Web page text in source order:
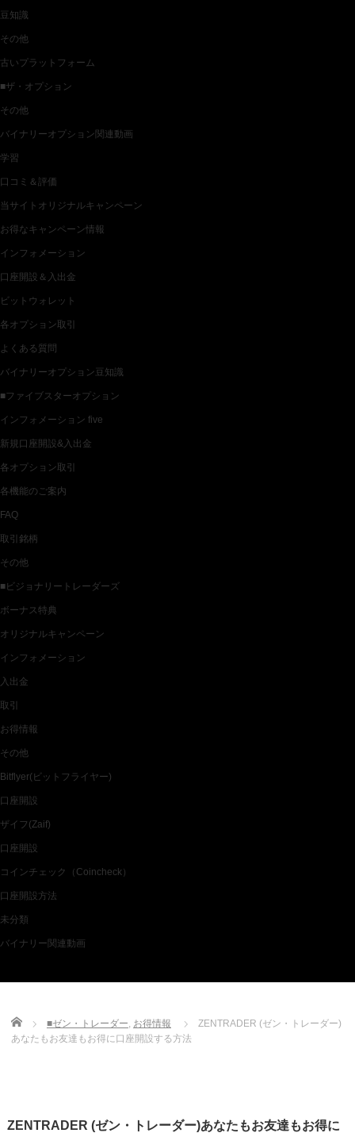
豆知識
その他
古いプラットフォーム
■ザ・オプション
その他
バイナリーオプション関連動画
学習
口コミ＆評価
当サイトオリジナルキャンペーン
お得なキャンペーン情報
インフォメーション
口座開設＆入出金
ビットウォレット
各オプション取引
よくある質問
バイナリーオプション豆知識
■ファイブスターオプション
インフォメーション five
新規口座開設&入出金
各オプション取引
各機能のご案内
FAQ
取引銘柄
その他
■ビジョナリートレーダーズ
ボーナス特典
オリジナルキャンペーン
インフォメーション
入出金
取引
お得情報
その他
Bitflyer(ビットフライヤー)
口座開設
ザイフ(Zaif)
口座開設
コインチェック（Coincheck）
口座開設方法
未分類
バイナリー関連動画
Home ■ゼン・トレーダー, お得情報
ZENTRADER (ゼン・トレーダー)
あなたもお友達もお得に口座開設する方法
ZENTRADER (ゼン・トレーダー)あなたもお友達もお得に